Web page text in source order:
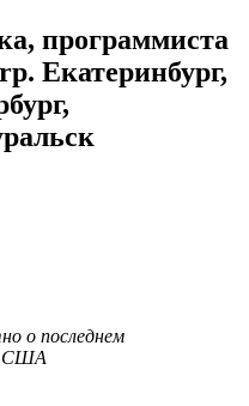
программиста
Екатеринбург,
о последнем
США